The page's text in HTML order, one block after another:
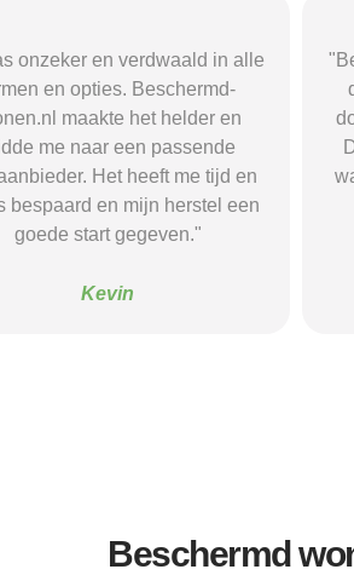
"Beschermd-Wonen.nl hielp mij
de juiste informatie te vinden en
doorverwijzingen naar
Dankzij hun site vond ik een
waar ik rust en structuur kreeg —
voel me nu veel stabieler."
Beschermd